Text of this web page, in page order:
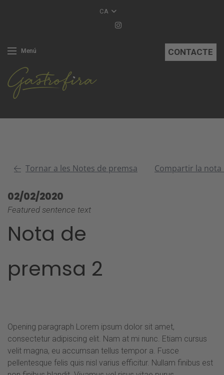
CA
Menú CONTACTE
Tornar a les Notes de premsa Compartir la nota
02/02/2020
Featured sentence text
Nota de
premsa 2
Opening paragraph Lorem ipsum dolor sit amet,
consectetur adipiscing elit. Nam at mi nunc. Etiam cursus
velit magna, eu accumsan tellus tempor a. Fusce
pellentesque felis quis nisl varius efficitur. Nullam finibus est